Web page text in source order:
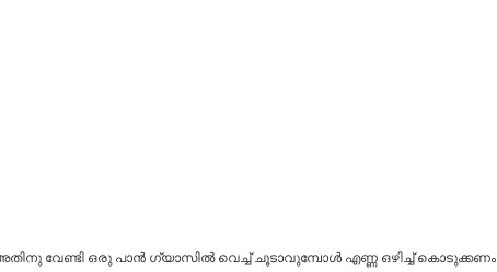
വേണ്ടി ഒരു പാൻ ഗ്യാസിൽ വെച്ച് ചൂടാവുമ്പോൾ എണ്ണ ഒഴിച്ച് കൊടുക്കണം